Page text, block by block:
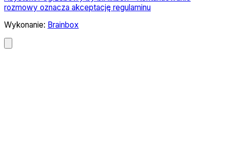
rozmowy oznacza akceptację regulaminu
Wykonanie: Brainbox